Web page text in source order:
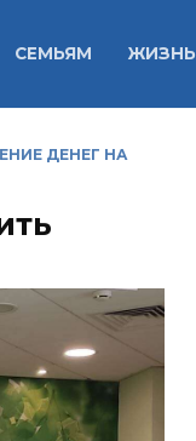
СЕМЬЯМ ЖИЗНЬ
ДЕНЕГ НА